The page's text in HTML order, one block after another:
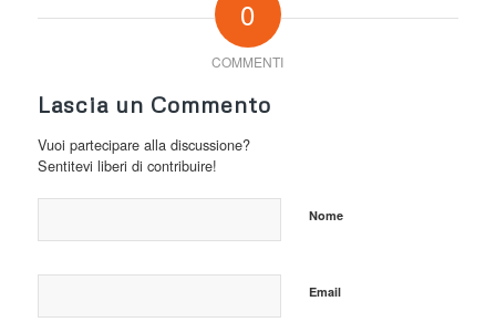
0
COMMENTI
Lascia un Commento
Vuoi partecipare alla discussione?
Sentitevi liberi di contribuire!
Nome
Email